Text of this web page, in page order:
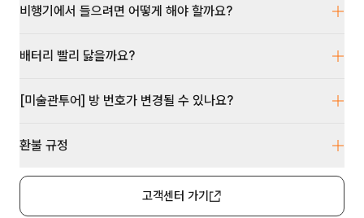
비행기에서 들으려면 어떻게 해야 할까요?
배터리 빨리 닳을까요?
[미술관투어] 방 번호가 변경될 수 있나요?
환불 규정
고객센터 가기